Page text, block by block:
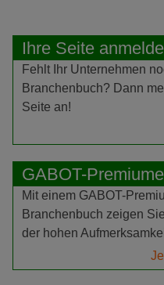
Ihre Seite
Fehlt Ihr Unternehmen
Branchenbuch? Dann
Seite an!
GABOT-
Mit einem GABOT-
Branchenbuch zeigen
der hohen